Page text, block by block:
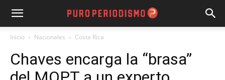
Inicio Nacionales Costa Rica
Chaves encarga la “brasa”